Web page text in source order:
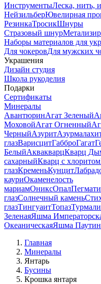
ИнструментыЛеска, нить,
НейзильберЮвелирная
РезинкаТросикШнуры
Стразовый шнур
Наборы материалов для
Для чокеровДля мужских
Украшения
Дизайн студия
Школа рукоделия
Подарки
Сертификаты
Минералы
АвантюринАгат Зеленый
МоховойАгат Огненный
ЧерныйАзурит
глазВарисцитГабброГагат
БелыйАквакварцКварц
сахарныйКварц с хлоритом
глазКременьКунцит
кауриОкаменелость
мариамОниксОпал
глазСолнечный камень
глазТингуаитТопаз
ЗеленаяЯшма
ОкеаническаяЯшма
Главная
Минералы
Янтарь
Бусины
Крошка янтаря